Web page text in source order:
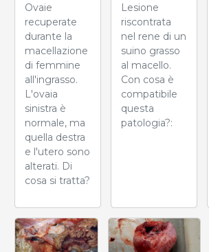
Ovaie
recuperate
durante la
macellazione
di femmine
all'ingrasso.
L'ovaia
sinistra è
normale, ma
quella destra
e l'utero sono
alterati. Di
cosa si tratta?
Lesione
riscontrata
nel rene di un
suino grasso
al macello.
Con cosa è
compatibile
questa
patologia?: